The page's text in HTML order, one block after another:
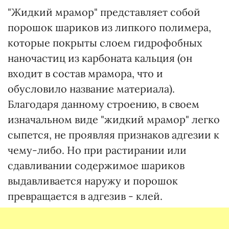
"Жидкий мрамор" представляет собой
порошок шариков из липкого полимера,
которые покрыты слоем гидрофобных
наночастиц из карбоната кальция (он
входит в состав мрамора, что и
обусловило название материала).
Благодаря данному строению, в своем
изначальном виде "жидкий мрамор" легко
сыпется, не проявляя признаков адгезии к
чему-либо. Но при растирании или
сдавливании содержимое шариков
выдавливается наружу и порошок
превращается в адгезив - клей.